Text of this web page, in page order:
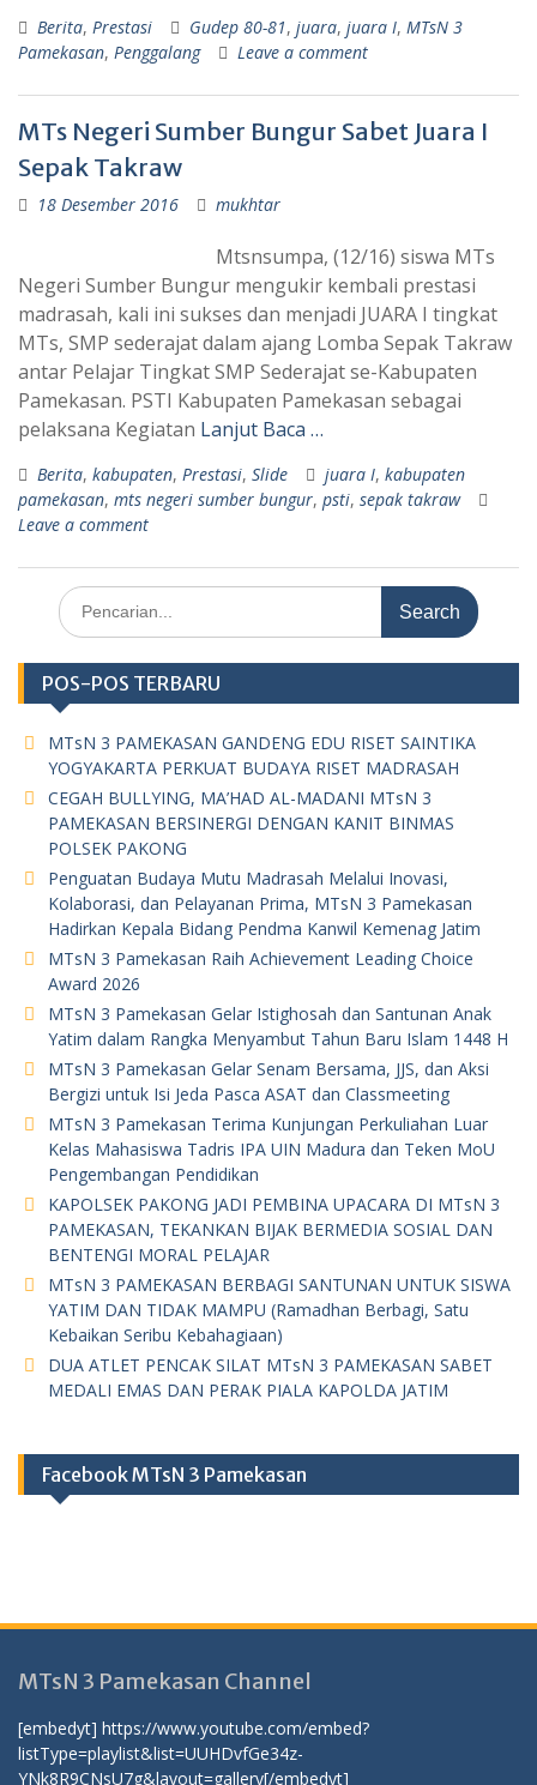
Berita, Prestasi Gudep 80-81, juara, juara I, MTsN 3
Pamekasan, Penggalang Leave a comment
MTs Negeri Sumber Bungur Sabet Juara I
Sepak Takraw
18 Desember 2016 mukhtar
Mtsnsumpa, (12/16) siswa MTs
Negeri Sumber Bungur mengukir kembali prestasi
madrasah, kali ini sukses dan menjadi JUARA I tingkat
MTs, SMP sederajat dalam ajang Lomba Sepak Takraw
antar Pelajar Tingkat SMP Sederajat se-Kabupaten
Pamekasan. PSTI Kabupaten Pamekasan sebagai
pelaksana Kegiatan Lanjut Baca …
Berita, kabupaten, Prestasi, Slide juara I, kabupaten
pamekasan, mts negeri sumber bungur, psti, sepak takraw
Leave a comment
Search
for:
POS-POS TERBARU
MTsN 3 PAMEKASAN GANDENG EDU RISET SAINTIKA
YOGYAKARTA PERKUAT BUDAYA RISET MADRASAH
CEGAH BULLYING, MA’HAD AL-MADANI MTsN 3
PAMEKASAN BERSINERGI DENGAN KANIT BINMAS
POLSEK PAKONG
Penguatan Budaya Mutu Madrasah Melalui Inovasi,
Kolaborasi, dan Pelayanan Prima, MTsN 3 Pamekasan
Hadirkan Kepala Bidang Pendma Kanwil Kemenag Jatim
MTsN 3 Pamekasan Raih Achievement Leading Choice
Award 2026
MTsN 3 Pamekasan Gelar Istighosah dan Santunan Anak
Yatim dalam Rangka Menyambut Tahun Baru Islam 1448 H
MTsN 3 Pamekasan Gelar Senam Bersama, JJS, dan Aksi
Bergizi untuk Isi Jeda Pasca ASAT dan Classmeeting
MTsN 3 Pamekasan Terima Kunjungan Perkuliahan Luar
Kelas Mahasiswa Tadris IPA UIN Madura dan Teken MoU
Pengembangan Pendidikan
KAPOLSEK PAKONG JADI PEMBINA UPACARA DI MTsN 3
PAMEKASAN, TEKANKAN BIJAK BERMEDIA SOSIAL DAN
BENTENGI MORAL PELAJAR
MTsN 3 PAMEKASAN BERBAGI SANTUNAN UNTUK SISWA
YATIM DAN TIDAK MAMPU (Ramadhan Berbagi, Satu
Kebaikan Seribu Kebahagiaan)
DUA ATLET PENCAK SILAT MTsN 3 PAMEKASAN SABET
MEDALI EMAS DAN PERAK PIALA KAPOLDA JATIM
Facebook MTsN 3 Pamekasan
MTsN 3 Pamekasan Channel
[embedyt] https://www.youtube.com/embed?
listType=playlist&list=UUHDvfGe34z-
YNk8R9CNsU7g&layout=gallery[/embedyt]